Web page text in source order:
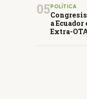
05 POLÍTICA
a
Extra-